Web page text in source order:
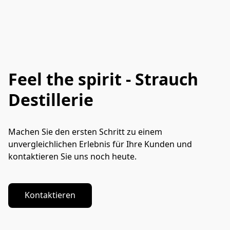
Feel the spirit - Strauch
Destillerie
Machen Sie den ersten Schritt zu einem
unvergleichlichen Erlebnis für Ihre Kunden und
kontaktieren Sie uns noch heute.
Kontaktieren